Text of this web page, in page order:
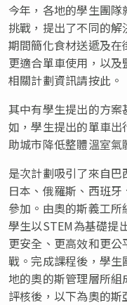
今年，各地的學生團
挑戰，提出了不同的
期間簡化食材送遞及
更適合單車使用，以及
相關計劃資訊請按此。
其中有學生提出的方
如，學生提出的單車
助城市降低整體溫室氣
是次計劃吸引了來自巴
日本、俄羅斯、西班
參加。由奧的斯義工
學生以STEM為基礎提
更安全、更高效和更
戰。完成課程後，學
地的奧的斯管理層所
評核後，以下為奧的斯